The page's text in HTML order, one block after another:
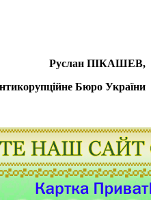
Руслан ПІКАШЕВ,
Бюро України